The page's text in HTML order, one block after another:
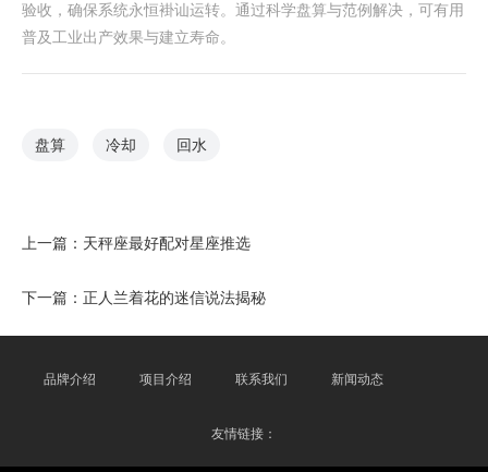
验收，确保系统永恒褂讪运转。通过科学盘算与范例解决，可有用
普及工业出产效果与建立寿命。
盘算 冷却 回水
上一篇： 天秤座最好配对星座推选
下一篇： 正人兰着花的迷信说法揭秘
品牌介绍 项目介绍 联系我们 新闻动态
友情链接：